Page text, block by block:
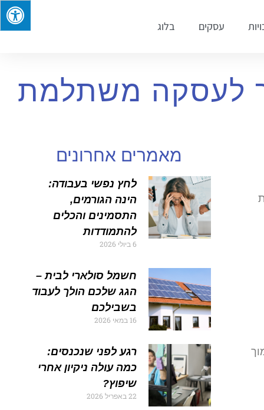
עסקים בלוג
לעסקה משתלמת
מאמרים אחרונים
לחץ נפשי בעבודה:
הינה הגורמים,
התסמינים והכלים
להתמודדות
6 ביולי 2026
חשמל סולארי לבית –
הגג שלכם הולך לעבוד
בשבילכם
16 במאי 2026
רגע לפני שנכנסים:
כמה עולה ניקיון אחרי
שיפוץ?
22 באפריל 2026